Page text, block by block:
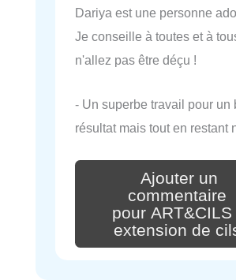
Dariya est une personne
Je conseille à toutes et à
n'allez pas être déçu !
- Un superbe travail pour un
résultat mais tout en restant
Ajouter un
commentaire
pour ART&CILS
extension de